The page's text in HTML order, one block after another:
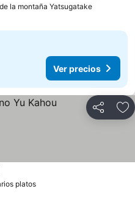
la montaña YatsugatakeVer
Ver precios
Compartir
platosVer precios
precios